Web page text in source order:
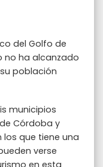
del Golfo de
no ha alcanzado
población
municipios
Córdoba y
los que tiene una
verse